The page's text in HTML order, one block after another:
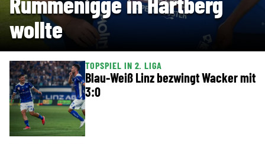
wollte
TOPSPIEL IN 2. LIGA
Blau-Weiß Linz bezwingt Wacker mit
3:0